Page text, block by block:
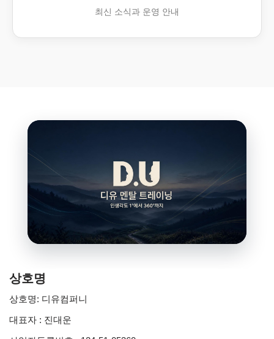
최신 소식과 운영 안내
상호명
상호명: 디유컴퍼니
대표자 : 진대운